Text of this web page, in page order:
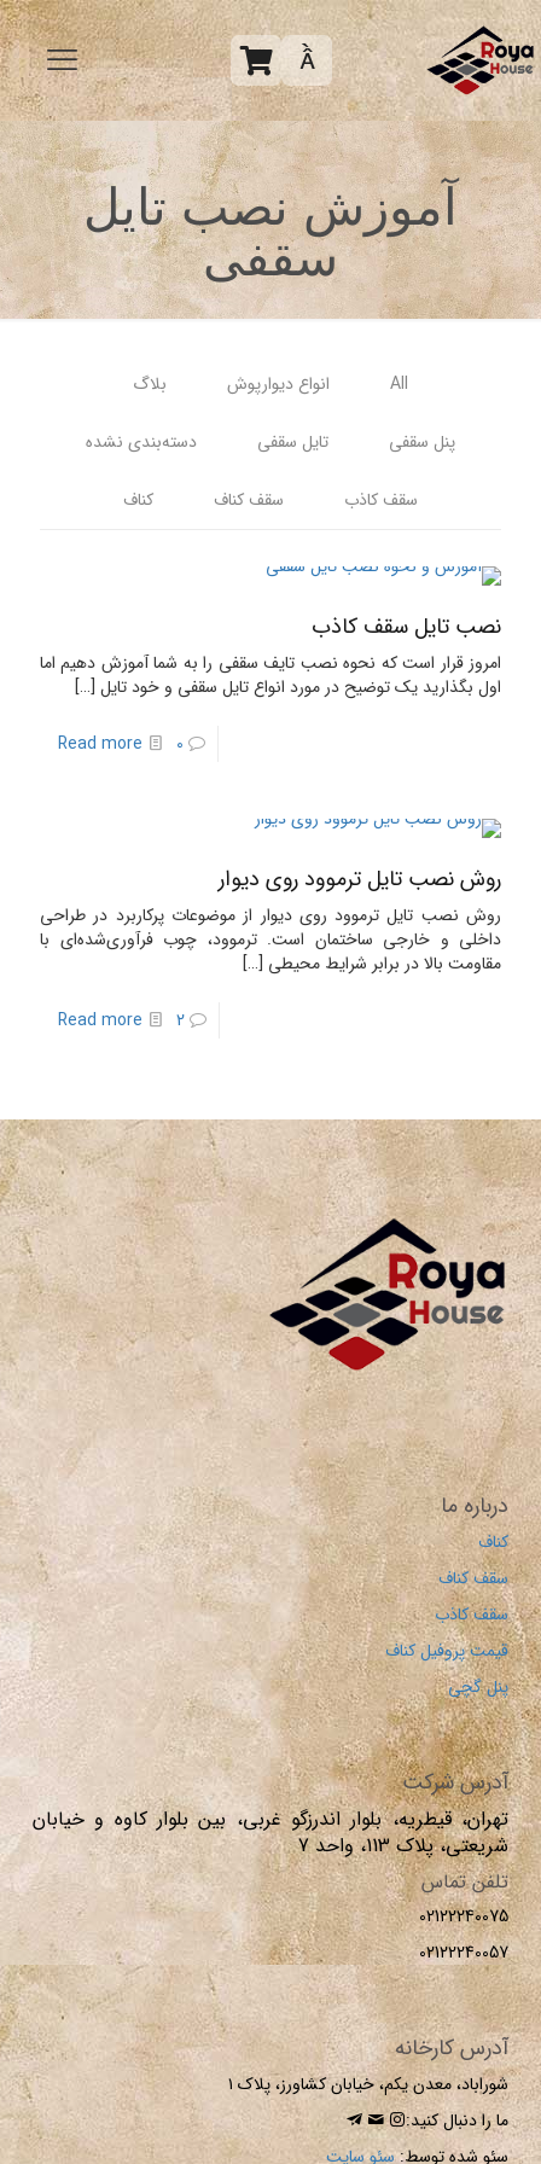

آموزش نصب تایل
سقفی
All انواع دیوارپوش بلاگ
پنل سقفی تایل سقفی دسته‌بندی نشده
سقف کاذب سقف کناف کناف
نصب تایل سقف کاذب
امروز قرار است که نحوه نصب تایف سقفی را به شما آموزش دهیم اما
اول بگذارید یک توضیح در مورد انواع تایل سقفی و خود تایل […]
0
Read more
روش نصب تایل ترموود روی دیوار
روش نصب تایل ترموود روی دیوار از موضوعات پرکاربرد در طراحی
داخلی و خارجی ساختمان است. ترموود، چوب فرآوری‌شده‌ای با
مقاومت بالا در برابر شرایط محیطی […]
2
Read more
درباره ما
کناف
سقف کناف
سقف کاذب
قیمت پروفیل کناف
پنل گچی
آدرس شرکت
تهران، قیطریه، بلوار اندرزگو غربی، بین بلوار کاوه و خیابان
شریعتی، پلاک 113، واحد 7
تلفن تماس
02122240075
02122240057
آدرس کارخانه
شوراباد، معدن یکم، خیابان کشاورز، پلاک ۱
ما را دنبال کنید:
سئو شده توسط:سئو سایت